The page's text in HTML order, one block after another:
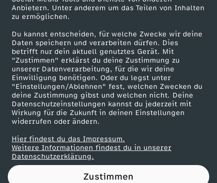
Anbietern. Unter anderem um das Teilen von Inhalten
zu ermöglichen.
Du kannst entscheiden, für welche Zwecke wir deine
Daten speichern und verarbeiten dürfen. Dies
betrifft nur dein aktuell genutztes Gerät. Mit
"Zustimmen" erklärst du deine Zustimmung zu
unserer Datenverarbeitung, für die wir deine
Einwilligung benötigen. Oder du legst unter
"Einstellungen/Ablehnen" fest, welchen Zwecken du
deine Zustimmung gibst und welchen nicht. Deine
Datenschutzeinstellungen kannst du jederzeit mit
Wirkung für die Zukunft in deinen Einstellungen
widerrufen oder ändern.
Hier findest du das Impressum.
Weitere Informationen findest du in unserer
Datenschutzerklärung.
Zustimmen
l
u
m
e
Karriere
ZDF goes Schule
Werbefernsehen
Mainzelmännchen
Partner